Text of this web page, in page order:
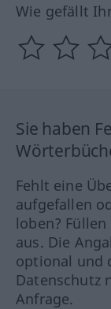
Wie gefällt
Sie haben
Fehlt eine
aufgefallen
loben?
aus. Die
optional und
Datenschutz
Anfrage.